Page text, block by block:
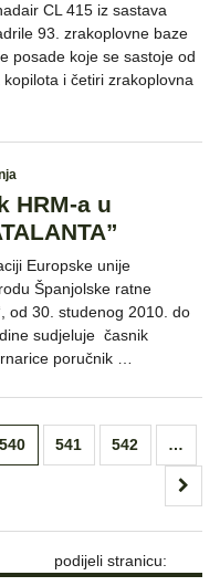
CL 415 iz sastava
93. zrakoplovne baze
posade koje se sastoje od
i četiri zrakoplovna
HRM-a u
Europske unije
Španjolske ratne
od 30. studenog 2010. do
sudjeluje časnik
poručnik …
540 541 542 …
podijeli stranicu: